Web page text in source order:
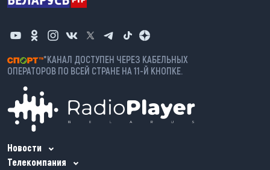
*КАНАЛ ДОСТУПЕН ЧЕРЕЗ КАБЕЛЬНЫХ
ОПЕРАТОРОВ ПО ВСЕЙ СТРАНЕ НА 11-Й КНОПКЕ.
Новости
Телекомпания